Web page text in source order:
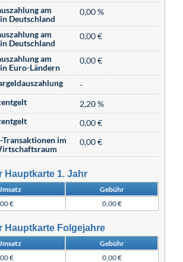
am
Deutschland
0,00 %
am
Deutschland
0,00 €
am
Euro-Ländern
0,00 €
-
2,20 %
0,00 €
im
0,00 €
Hauptkarte 1. Jahr
Gebühr
€
0,00 €
Hauptkarte Folgejahre
Gebühr
€
0,00 €